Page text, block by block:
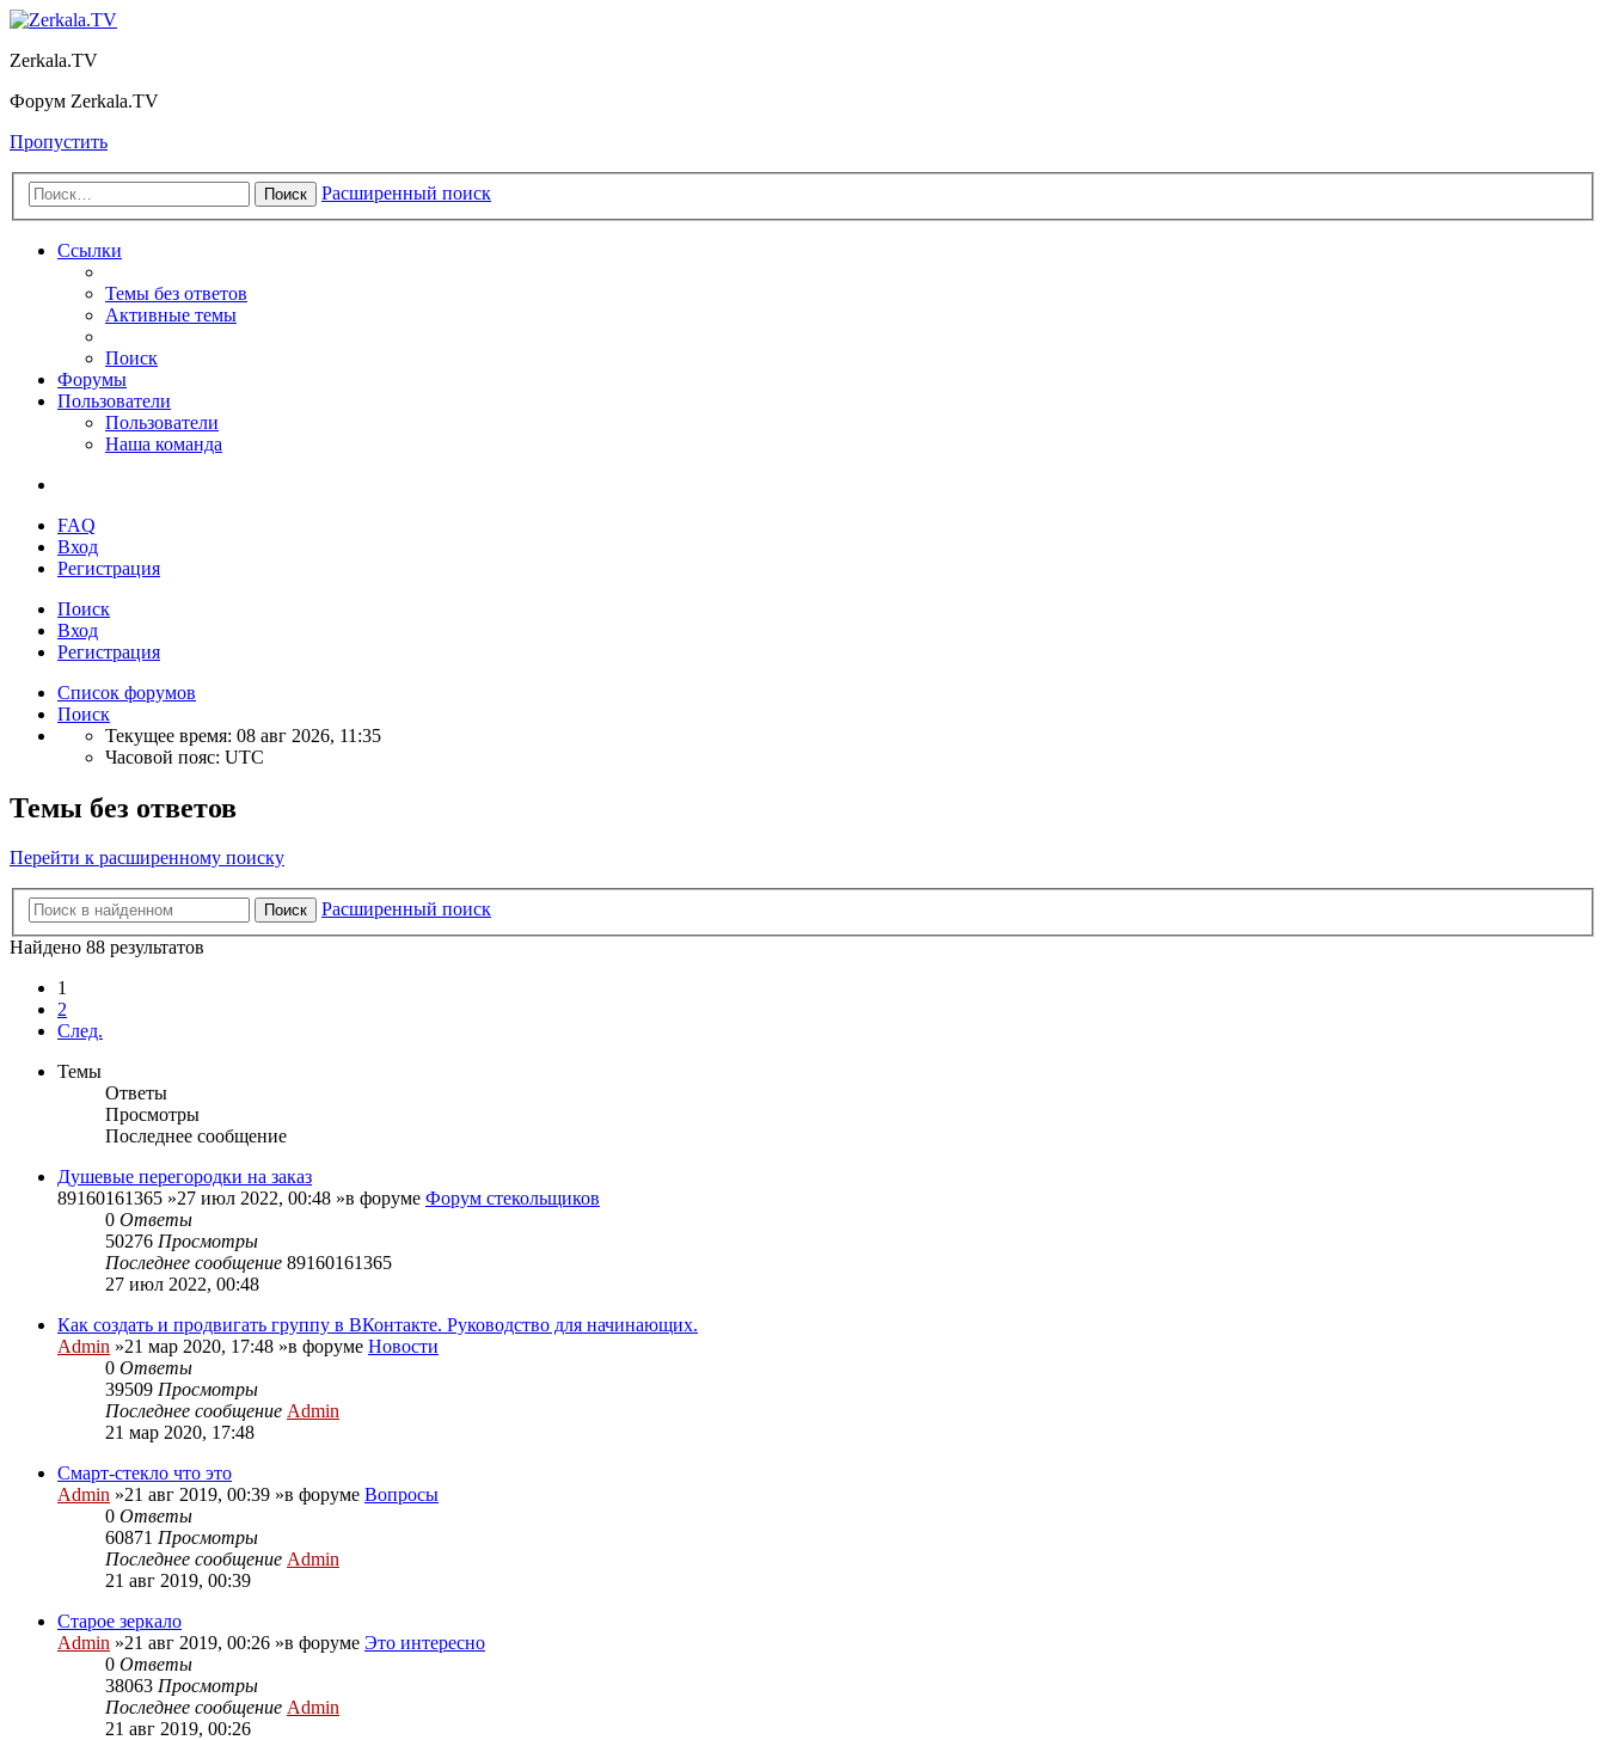
Zerkala.TV
Форум Zerkala.TV
Пропустить
Поиск Расширенный поиск
Ссылки
Темы без ответов
Активные темы
Поиск
Форумы
Пользователи
Пользователи
Наша команда
FAQ
Вход
Регистрация
Поиск
Вход
Регистрация
Список форумов
Поиск
Текущее время: 08 авг 2026, 11:35
Часовой пояс: UTC
Темы без ответов
Перейти к расширенному поиску
Поиск
Расширенный поиск
Найдено 88 результатов
1
2
След.
Темы
Ответы
Просмотры
Последнее сообщение
Душевые перегородки на заказ
89160161365 »27 июл 2022, 00:48 »в форуме Форум стекольщиков
0 Ответы
50276 Просмотры
Последнее сообщение 89160161365
27 июл 2022, 00:48
Как создать и продвигать группу в ВКонтакте. Руководство для начинающих.
Admin »21 мар 2020, 17:48 »в форуме Новости
0 Ответы
39509 Просмотры
Последнее сообщение Admin
21 мар 2020, 17:48
Смарт-стекло что это
Admin »21 авг 2019, 00:39 »в форуме Вопросы
0 Ответы
60871 Просмотры
Последнее сообщение Admin
21 авг 2019, 00:39
Старое зеркало
Admin »21 авг 2019, 00:26 »в форуме Это интересно
0 Ответы
38063 Просмотры
Последнее сообщение Admin
21 авг 2019, 00:26